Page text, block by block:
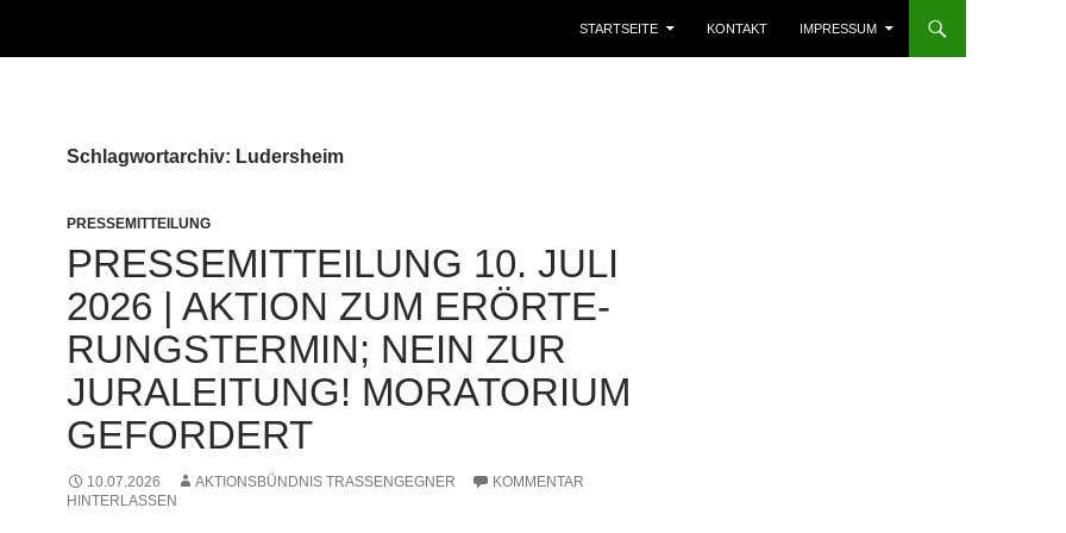
START­SEI­TE KON­TAKT IMPRES­SUM
Schlagwortarchiv: Ludersheim
PRESSEMITTEILUNG
PRES­SE­MIT­TEI­LUNG 10. JULI
2026 | AKTI­ON ZUM ERÖR­TE­
RUNGS­TER­MIN; NEIN ZUR
JURA­LEI­TUNG! MORA­TO­RI­UM
GEFORDERT
10.07.2026 AKTIONSBÜNDNIS TRASSENGEGNER
KOMMENTAR
HINTERLASSEN